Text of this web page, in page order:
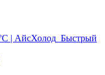
Быстрый